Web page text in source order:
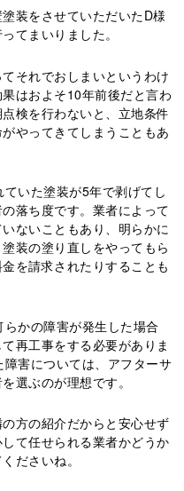
装をさせていただいたD様
てまいりました。
それでおしまいというわけ
はおよそ10年前後だと言わ
検を行わないと、立地条件
やってきてしまうこともあ
いた塗装が5年で剥げてし
落ち度です。業者によって
ないこともあり、明らかに
装の塗り直しをやってもら
を請求されたりすることも
かの障害が発生した場合
再工事をする必要がありま
害については、アフターサ
選ぶのが理想です。
方の紹介だからと安心せず
て任せられる業者かどうか
ださいね。